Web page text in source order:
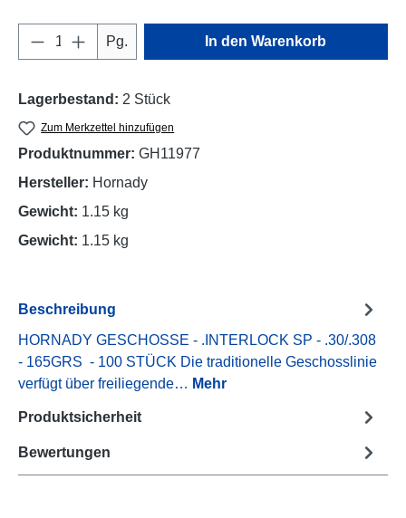
Produkt Anzahl: Gib den gewünschten
Pg. In den Warenkorb
Lagerbestand: 2 Stück
Zum Merkzettel hinzufügen
Produktnummer: GH11977
Hersteller: Hornady
Gewicht: 1.15 kg
Gewicht: 1.15 kg
Beschreibung
HORNADY GESCHOSSE - .INTERLOCK SP - .30/.308
- 165GRS - 100 STÜCK Die traditionelle Geschosslinie
verfügt über freiliegende… Mehr
Produktsicherheit
Bewertungen